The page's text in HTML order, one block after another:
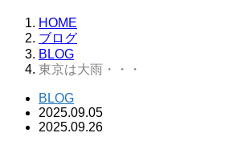
HOME
ブログ
BLOG
東京は大雨・・・
BLOG
2025.09.05
2025.09.26